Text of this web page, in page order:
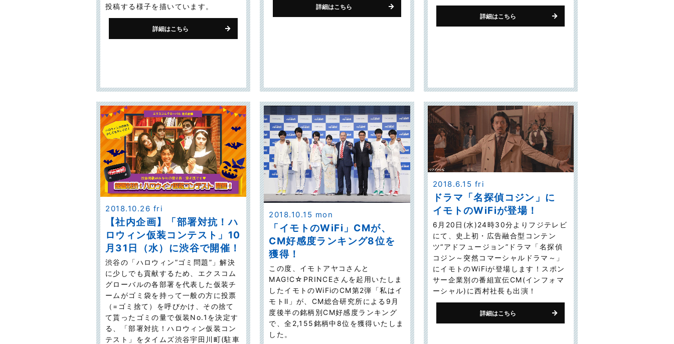
投稿する様子を描いています。
詳細はこちら
詳細はこちら
詳細はこちら
2018.10.26 fri
【社内企画】「部署対抗！ハ
ロウィン仮装コンテスト」10
月31日（水）に渋谷で開催！
渋谷の「ハロウィン”ゴミ問題”」解決
に少しでも貢献するため、エクスコム
グローバルの各部署を代表した仮装チ
ームがゴミ袋を持って一般の方に投票
（=ゴミ捨て）を呼びかけ、その捨て
て貰ったゴミの量で仮装No.1を決定す
る、「部署対抗！ハロウィン仮装コン
テスト」をタイムズ渋谷宇田川町(駐車
2018.10.15 mon
「イモトのWiFi」CMが、
CM好感度ランキング8位を
獲得！
この度、イモトアヤコさんと
MAG!C☆PRINCEさんを起用いたしま
したイモトのWiFiのCM第2弾「私はイ
モトⅡ」が、CM総合研究所による9月
度後半の銘柄別CM好感度ランキング
で、全2,155銘柄中8位を獲得いたしま
した。
2018.6.15 fri
ドラマ「名探偵コジン」に
イモトのWiFiが登場！
6月20日(水)24時30分よりフジテレビ
にて、史上初・広告融合型コンテン
ツ“アドフュージョン”ドラマ「名探偵
コジン～突然コマーシャルドラマ～」
にイモトのWiFiが登場します！スポン
サー企業別の番組宣伝CM(インフォマ
ーシャル)に西村社長も出演！
詳細はこちら